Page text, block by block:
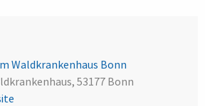
Waldkrankenhaus Bonn
53177 Bonn